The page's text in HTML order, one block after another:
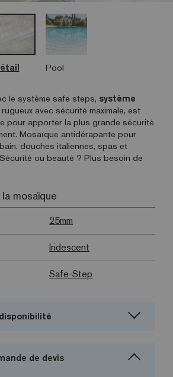
Pool
le système safe steps, système
avec sécurité maximale, est
pour apporter la plus grande sécurité
Mosaïque antidérapante pour
douches italiennes, spas et
ou beauté ? Plus besoin de
mosaïque
25mm
Iridescent
Safe-Step
de devis